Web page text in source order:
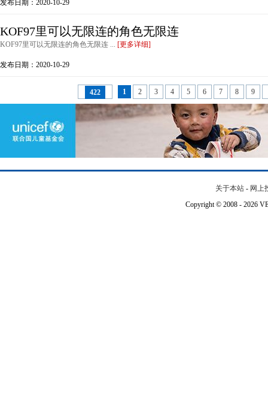
发布日期：2020-10-29
KOF97里可以无限连的角色无限连
KOF97里可以无限连的角色无限连 ... [更多详细]
发布日期：2020-10-29
422 1 2 3 4 5 6 7 8 9
关于本站 - 网上
Copyright © 2008 - 2026